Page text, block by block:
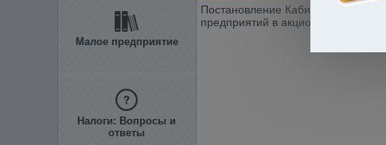
Малое предприятие
Налоги: Вопросы и
ответы
Постановление Кабинета
предприятий в акционерные